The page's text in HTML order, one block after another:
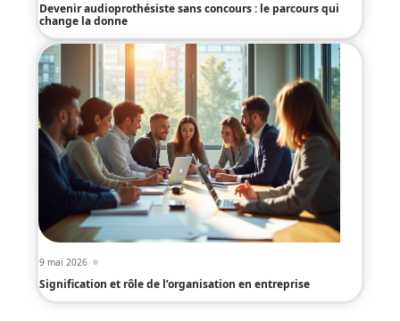
Devenir audioprothésiste sans concours : le parcours qui
change la donne
9 mai 2026
Signification et rôle de l’organisation en entreprise